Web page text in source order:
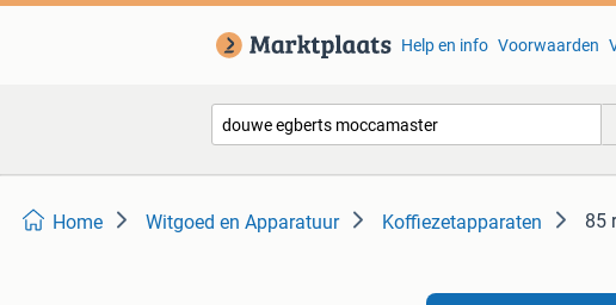
Help en info Voorwaarden
Home Witgoed en Apparatuur Koffiezetapparaten 85